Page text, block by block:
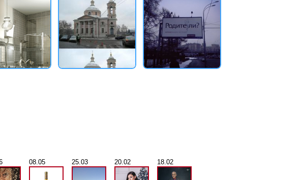
08.05 25.03 20.02 18.02